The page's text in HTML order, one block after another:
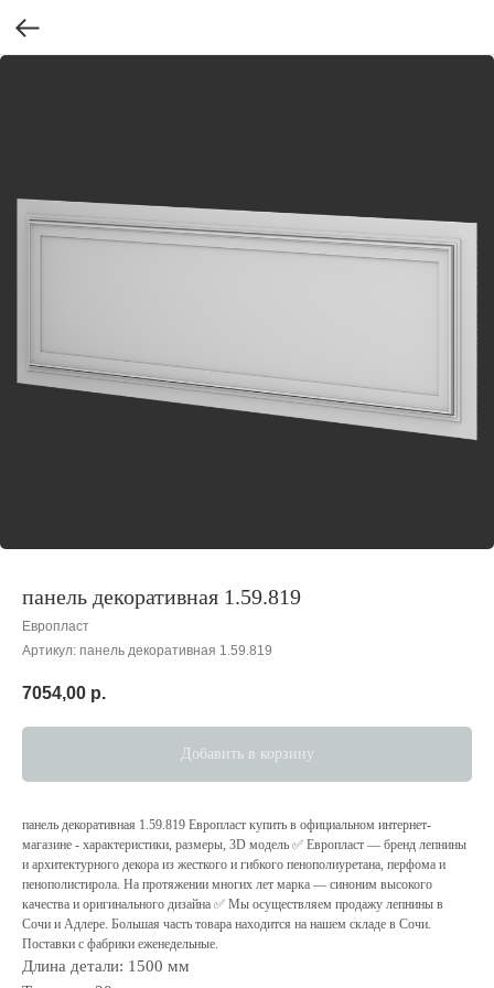
панель декоративная 1.59.819
Европласт
Артикул: панель декоративная 1.59.819
7054,00 р.
Добавить в корзину
панель декоративная 1.59.819 Европласт купить в официальном интернет-
магазине - характеристики, размеры, 3D модель ✅ Европласт — бренд лепнины
и архитектурного декора из жесткого и гибкого пенополиуретана, перфома и
пенополистирола. На протяжении многих лет марка — cиноним высокого
качества и оригинального дизайна ✅ Мы осуществляем продажу лепнины в
Сочи и Адлере. Большая часть товара находится на нашем складе в Сочи.
Поставки с фабрики еженедельные.
Длина детали: 1500 мм